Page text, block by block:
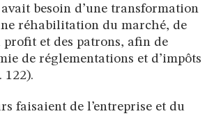
besoin d’une transformation
réhabilitation du marché, de
profit et des patrons, afin de
de réglementations et d’impôts
122).
faisaient de l’entreprise et du